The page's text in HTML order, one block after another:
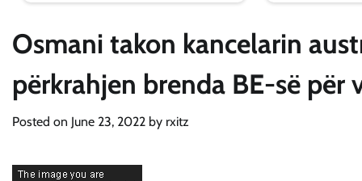
Osmani takon kancelarin
përkrahjen brenda BE-së për
Posted on June 23, 2022 by rxitz